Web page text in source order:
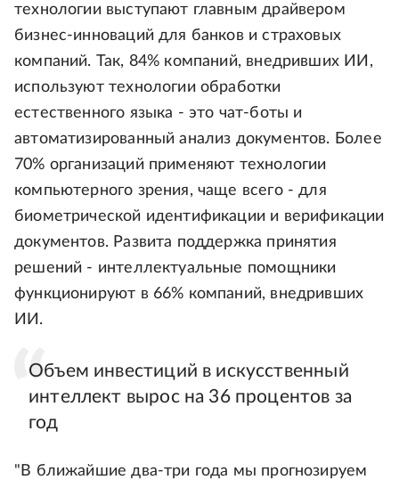
технологии выступают главным драйвером
бизнес-инноваций для банков и страховых
компаний. Так, 84% компаний, внедривших ИИ,
используют технологии обработки
естественного языка - это чат-боты и
автоматизированный анализ документов. Более
70% организаций применяют технологии
компьютерного зрения, чаще всего - для
биометрической идентификации и верификации
документов. Развита поддержка принятия
решений - интеллектуальные помощники
функционируют в 66% компаний, внедривших
ИИ.
Объем инвестиций в искусственный
интеллект вырос на 36 процентов за
год
"В ближайшие два-три года мы прогнозируем